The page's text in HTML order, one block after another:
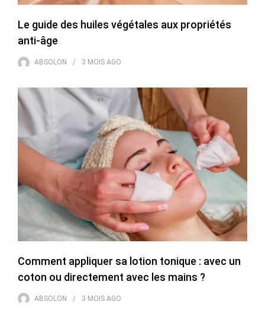
Le guide des huiles végétales aux propriétés
anti-âge
ABSOLON 3 MOIS AGO
Comment appliquer sa lotion tonique : avec un
coton ou directement avec les mains ?
ABSOLON 3 MOIS AGO